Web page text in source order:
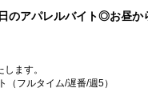
のアパレルバイト◎お昼か
ます。
（フルタイム/遅番/週5）